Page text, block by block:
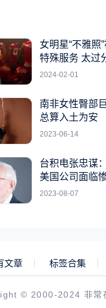
女明星“不雅照
特殊服务 太过
2024-02-01
南非女性臀部
总算入土为安
2023-06-14
台积电张忠谋
美国公司面临
2023-08-07
文章 标签合集
© 2000-2024 非常